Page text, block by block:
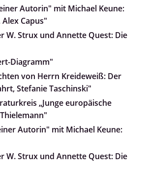
Autorin" mit Michael Keune:
Capus"
W. Strux und Annette Quest: Die
Diagramm"
von Herrn Kreideweiß: Der
Stefanie Taschinski"
„Junge europäische
Autorin" mit Michael Keune:
W. Strux und Annette Quest: Die